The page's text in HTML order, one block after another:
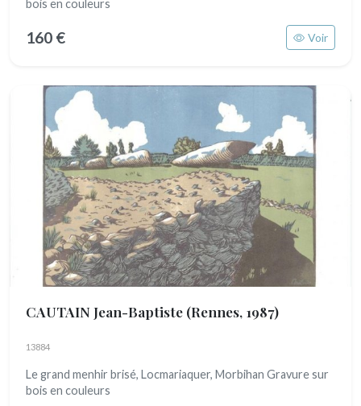
bois en couleurs
160 € Voir
CAUTAIN Jean-Baptiste (Rennes, 1987)
13884
Le grand menhir brisé, Locmariaquer, Morbihan Gravure sur
bois en couleurs